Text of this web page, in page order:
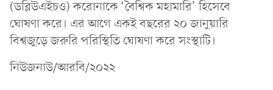
(ডব্লিউএইচও) করোনাকে ‘বৈশ্বিক মহামারি’ হিসেবে
ঘোষণা করে। এর আগে একই বছরের ২০ জানুয়ারি
বিশ্বজুড়ে জরুরি পরিস্থিতি ঘোষণা করে সংস্থাটি।
নিউজনাউ/আরবি/২০২২